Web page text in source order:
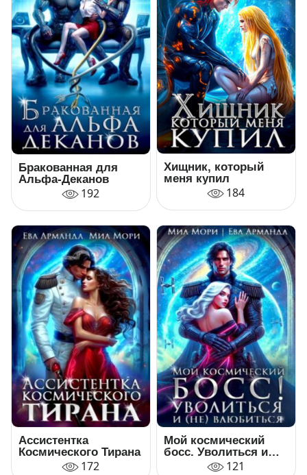
Бракованная для
Альфа-Деканов
192
Хищник, который
меня купил
184
Ассистентка
Космического Тирана
172
Мой космический
босс. Уволиться и
(не)влюбиться
121